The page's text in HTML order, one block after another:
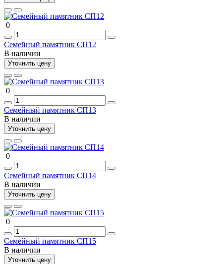
0
Семейный памятник СП12
В наличии
Уточнить цену
0
Семейный памятник СП13
В наличии
Уточнить цену
0
Семейный памятник СП14
В наличии
Уточнить цену
0
Семейный памятник СП15
В наличии
Уточнить цену